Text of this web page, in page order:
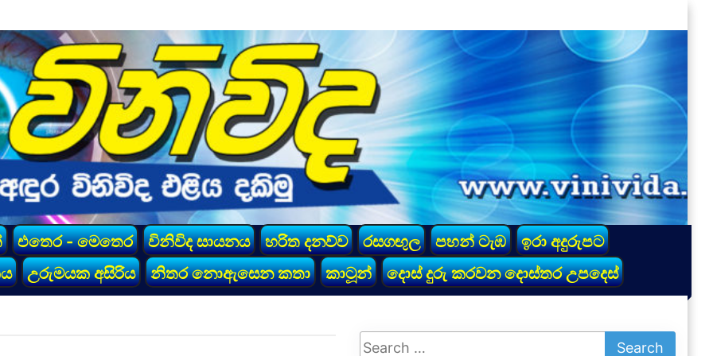
එතෙර - මෙතෙර විනිවිද සායනය හරිත දනව්ව රසගඟුල පහන් ටැඹ
ඉරා අදුරුපට
උරුමයක අසිරිය නිතර නොඇසෙන කතා කාටූන් දොස් දුරු කරවන දොස්තර උපදෙස්